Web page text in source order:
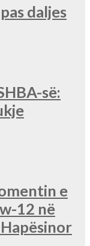
daljes
së:
e
12 në